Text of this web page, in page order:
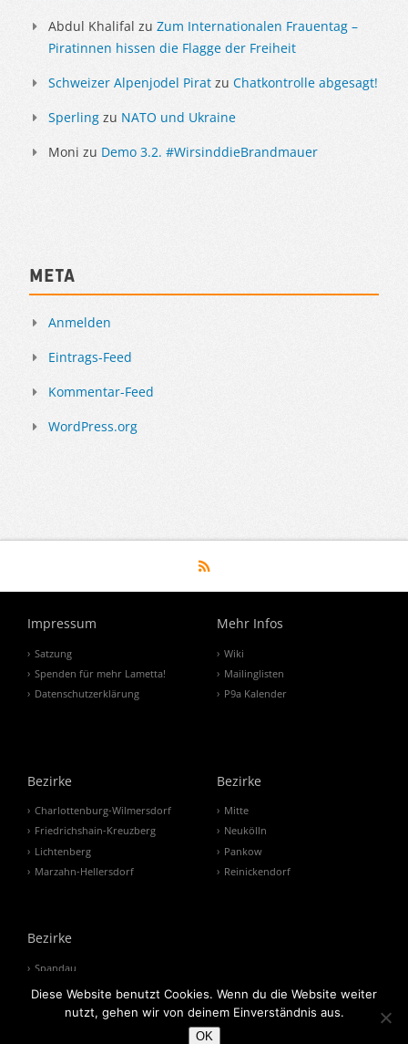
Abdul Khalifal zu Zum Internationalen Frauentag –
Piratinnen hissen die Flagge der Freiheit
Schweizer Alpenjodel Pirat zu Chatkontrolle abgesagt!
Sperling zu NATO und Ukraine
Moni zu Demo 3.2. #WirsinddieBrandmauer
Meta
Anmelden
Eintrags-Feed
Kommentar-Feed
WordPress.org
Impressum
Satzung
Spenden für mehr Lametta!
Datenschutzerklärung
Mehr Infos
Wiki
Mailinglisten
P9a Kalender
Bezirke
Charlottenburg-Wilmersdorf
Friedrichshain-Kreuzberg
Lichtenberg
Marzahn-Hellersdorf
Bezirke
Mitte
Neukölln
Pankow
Reinickendorf
Bezirke
Spandau
Steglitz-Zehlendorf
Tempelhof-Schöneberg
Diese Website benutzt Cookies. Wenn du die Website weiter
nutzt, gehen wir von deinem Einverständnis aus.
OK